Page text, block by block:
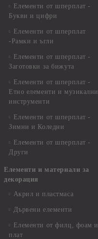
Елементи от шперплат -
Букви и цифри
Елементи от шперплат
-Рамки и ъгли
Елементи от шперплат -
Заготовки за бижута
Елементи от шперплат -
Етно елементи и музикални
инструменти
Елементи от шперплат -
Зимни и Коледни
Елементи от шперплат -
Други
Елементи и материали за
декорация
Акрил и пластмаса
Дървени елементи
Елементи от филц, фоам и
плат